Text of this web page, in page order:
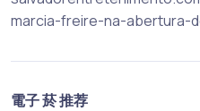
marcia-freire-na-abertura-
電子 菸 推荐